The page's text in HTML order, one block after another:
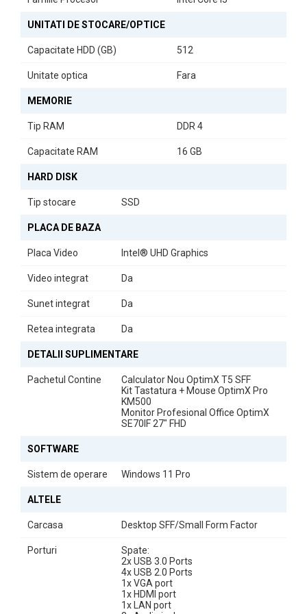
funcția de securitate TPM 2.0, fiind compatibil cu sistemul de
inclusiv 2x USB 2.0, 4x USB 3.0, 1x VGA, 1x HDMI, 1x Display Port și
1x RJ-45, oferind conectivitate completă pentru periferice și rețea.
Pachetul include un
monitor de 27”FHD IPS LED, care oferă o
vizualizare. Este ideal pentru multitasking, documente și aplicații
business.
Kit Tastatură + Mouse cu Fir OptimX Pro KM500
Sistemul include kitul
OptimX Pro KM500
asigură precizie în sarcinile zilnice. Conectarea prin cablu
suplimentare.
UNITATI DE STOCARE/OPTICE
Capacitate HDD (GB) 512
Unitate optica Fara
MEMORIE
Tip RAM DDR 4
Capacitate RAM 16 GB
HARD DISK
Tip stocare SSD
PLACA DE BAZA
Placa Video Intel® UHD Graphics
Video integrat Da
Sunet integrat Da
Retea integrata Da
DETALII SUPLIMENTARE
Pachetul Contine
Calculator Nou OptimX T5 SFF
Kit Tastatura + Mouse OptimX Pro
KM500
Monitor Profesional Office OptimX
SE70IF 27" FHD
SOFTWARE
Sistem de operare Windows 11 Pro
ALTELE
Carcasa Desktop SFF/Small Form Factor
Porturi
Spate:
2x USB 3.0 Ports
4x USB 2.0 Ports
1x VGA port
1x HDMI port
1x LAN port